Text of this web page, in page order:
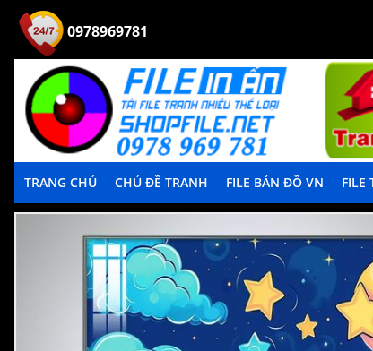
0978969781
TRANG CHỦ CHỦ ĐỀ TRANH FILE BẢN ĐỒ VN FILE